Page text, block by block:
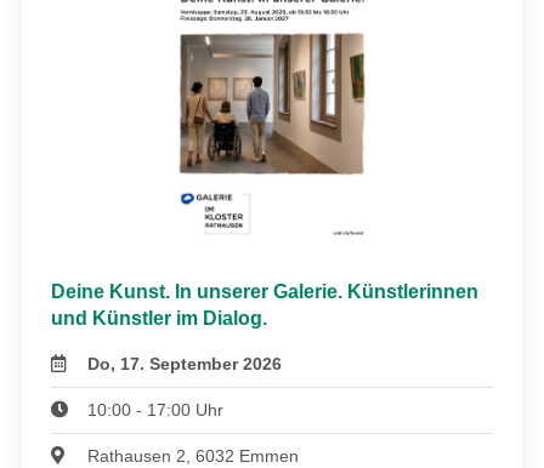
Deine Kunst. In unserer Galerie. Künstlerinnen
und Künstler im Dialog.
Do, 17. September 2026
10:00 - 17:00 Uhr
Rathausen 2, 6032 Emmen